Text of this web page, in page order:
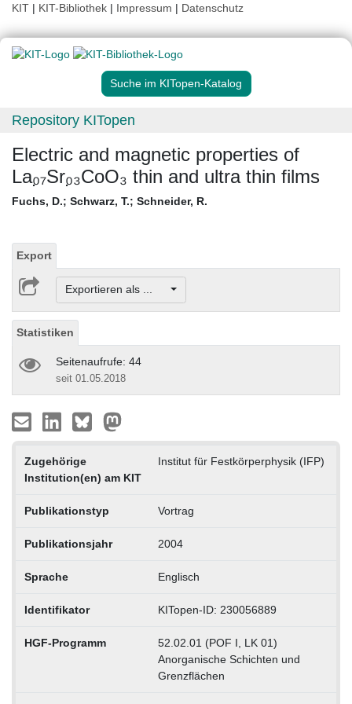
KIT | KIT-Bibliothek | Impressum | Datenschutz
Suche im KITopen-Katalog
Repository KITopen
Electric and magnetic properties of
La₀̣₇Sr₀̣₃CoO₃ thin and ultra thin films
Fuchs, D.; Schwarz, T.; Schneider, R.
Export
Exportieren als ...
Statistiken
Seitenaufrufe: 44
seit 01.05.2018
Zugehörige
Institution(en) am KIT
Institut für Festkörperphysik (IFP)
Publikationstyp Vortrag
Publikationsjahr 2004
Sprache Englisch
Identifikator KITopen-ID: 230056889
HGF-Programm
52.02.01 (POF I, LK 01)
Anorganische Schichten und
Grenzflächen